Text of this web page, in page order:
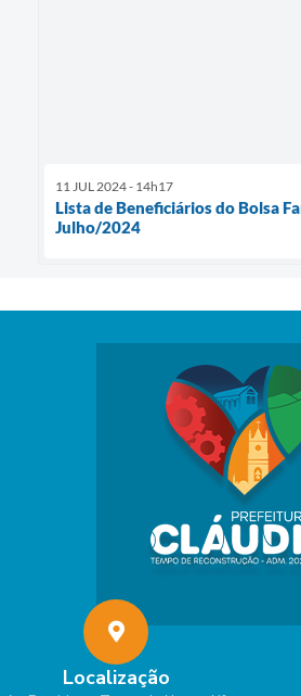
11 JUL 2024 - 14h17
Lista de Beneficiários do Bolsa
Julho/2024
Localização